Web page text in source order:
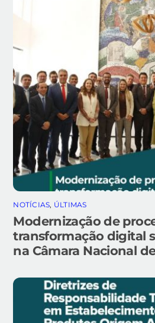
NOTÍCIAS, ÚLTIMAS
Modernização de
transformação digital
na Câmara Nacional